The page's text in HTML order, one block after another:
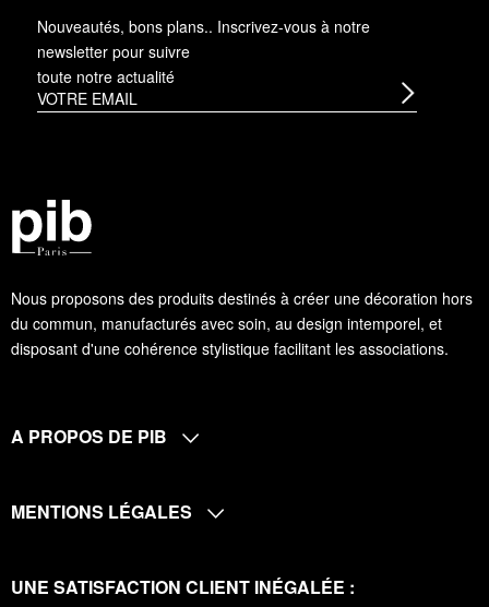
Nous proposons des produits destinés à créer une décoration hors
du commun, manufacturés avec soin, au design intemporel, et
disposant d'une cohérence stylistique facilitant les associations.
Nouveautés, bons plans.. Inscrivez-vous à notre
newsletter pour suivre
toute notre actualité
A PROPOS DE PIB
MENTIONS LÉGALES
UNE SATISFACTION CLIENT INÉGALÉE :